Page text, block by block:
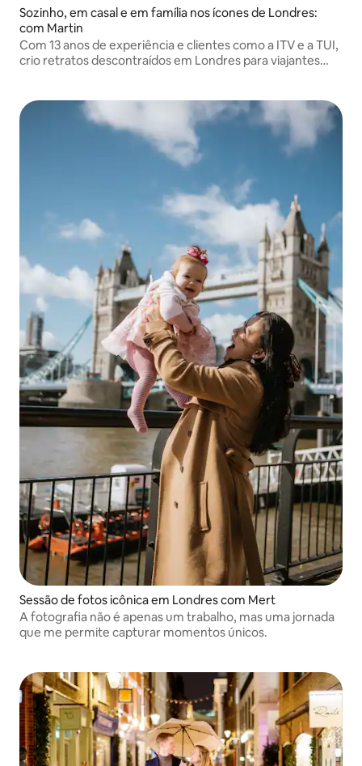
Sozinho, em casal e em família nos ícones de Londres:
com Martin
Com 13 anos de experiência e clientes como a ITV e a TUI,
crio retratos descontraídos em Londres para viajantes
Sessão de fotos icônica em Londres com Mert
A fotografia não é apenas um trabalho, mas uma jornada
que me permite capturar momentos únicos.